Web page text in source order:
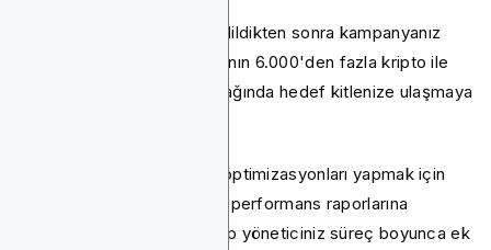
Onaylandıktan ve finanse edildikten sonra kampanyanız
yayına girecek ve Bitmedia'nın 6.000'den fazla kripto ile
ilgili web sitesinden oluşan ağında hedef kitlenize ulaşmaya
Etkinliği izlemek ve gerekli optimizasyonları yapmak için
kontrol panelinizden ayrıntılı performans raporlarına
erişebilirsiniz. Atanmış hesap yöneticiniz süreç boyunca ek